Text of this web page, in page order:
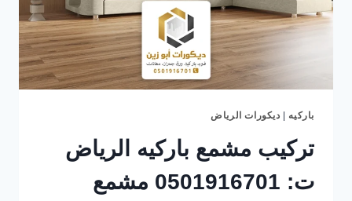
باركيه | ديكورات الرياض
تركيب مشمع باركيه الرياض
ت: 0501916701 مشمع